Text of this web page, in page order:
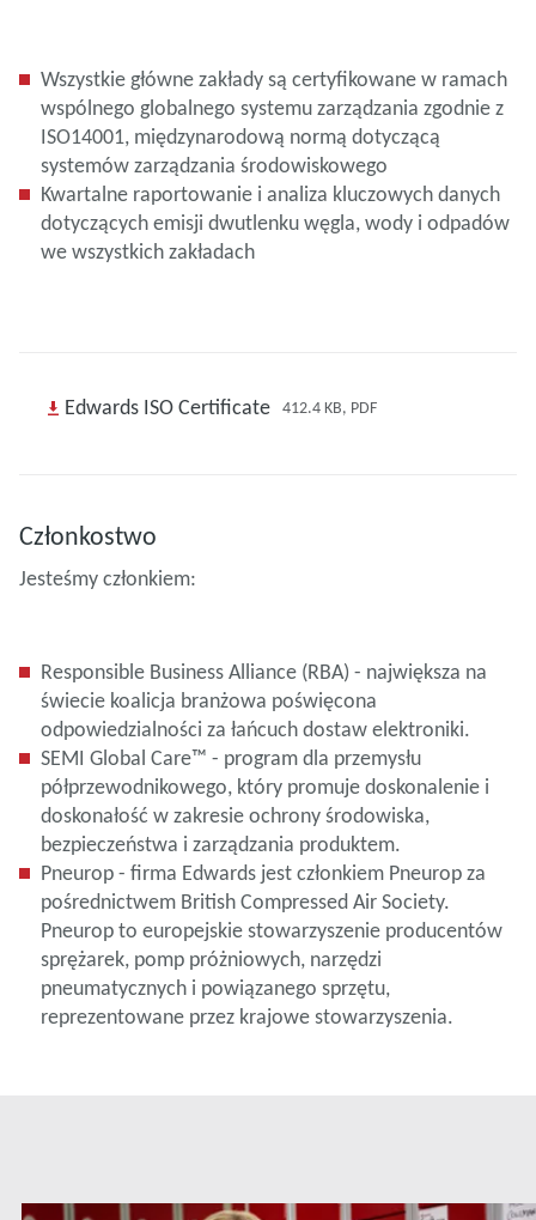
Wszystkie główne zakłady są certyfikowane w ramach
wspólnego globalnego systemu zarządzania zgodnie z
ISO14001, międzynarodową normą dotyczącą
systemów zarządzania środowiskowego
Kwartalne raportowanie i analiza kluczowych danych
dotyczących emisji dwutlenku węgla, wody i odpadów
we wszystkich zakładach
Edwards ISO Certificate 412.4 KB, PDF
Członkostwo
Jesteśmy członkiem:
Responsible Business Alliance (RBA) - największa na
świecie koalicja branżowa poświęcona
odpowiedzialności za łańcuch dostaw elektroniki.
SEMI Global Care™ - program dla przemysłu
półprzewodnikowego, który promuje doskonalenie i
doskonałość w zakresie ochrony środowiska,
bezpieczeństwa i zarządzania produktem.
Pneurop - firma Edwards jest członkiem Pneurop za
pośrednictwem British Compressed Air Society.
Pneurop to europejskie stowarzyszenie producentów
sprężarek, pomp próżniowych, narzędzi
pneumatycznych i powiązanego sprzętu,
reprezentowane przez krajowe stowarzyszenia.